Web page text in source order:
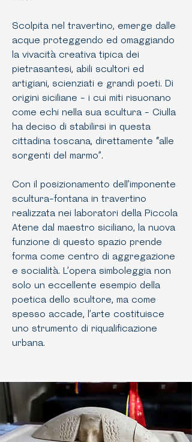
Scolpita nel travertino, emerge dalle
acque proteggendo ed omaggiando
la vivacità creativa tipica dei
pietrasantesi, abili scultori ed
artigiani, scienziati e grandi poeti. Di
origini siciliane - i cui miti risuonano
come echi nella sua scultura - Ciulla
ha deciso di stabilirsi in questa
cittadina toscana, direttamente “alle
sorgenti del marmo”.
Con il posizionamento dell’imponente
scultura-fontana in travertino
realizzata nei laboratori della Piccola
Atene dal maestro siciliano, la nuova
funzione di questo spazio prende
forma come centro di aggregazione
e socialità. L’opera simboleggia non
solo un eccellente esempio della
poetica dello scultore, ma come
spesso accade, l’arte costituisce
uno strumento di riqualificazione
urbana.